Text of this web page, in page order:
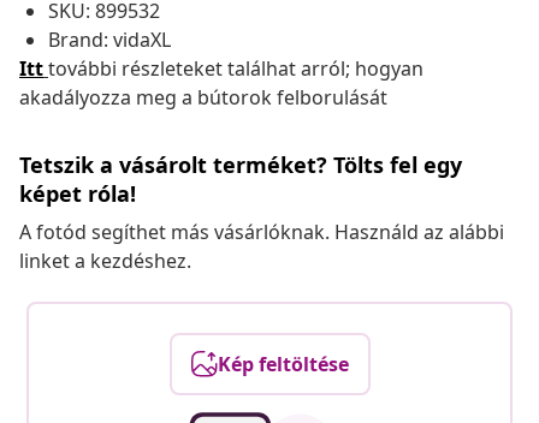
SKU: 899532
Brand: vidaXL
Itttovábbi részleteket találhat arról; hogyan
akadályozza meg a bútorok felborulását
Tetszik a vásárolt terméket? Tölts fel egy
képet róla!
A fotód segíthet más vásárlóknak. Használd az alábbi
linket a kezdéshez.
Kép feltöltése